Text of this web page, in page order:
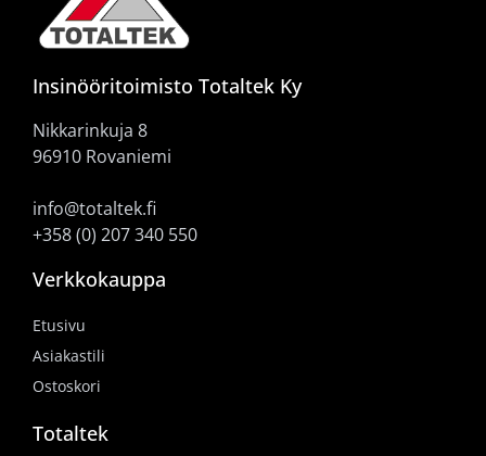
Insinööritoimisto Totaltek Ky
Nikkarinkuja 8
96910 Rovaniemi
info@totaltek.fi
+358 (0) 207 340 550
Verkkokauppa
Etusivu
Asiakastili
Ostoskori
Totaltek